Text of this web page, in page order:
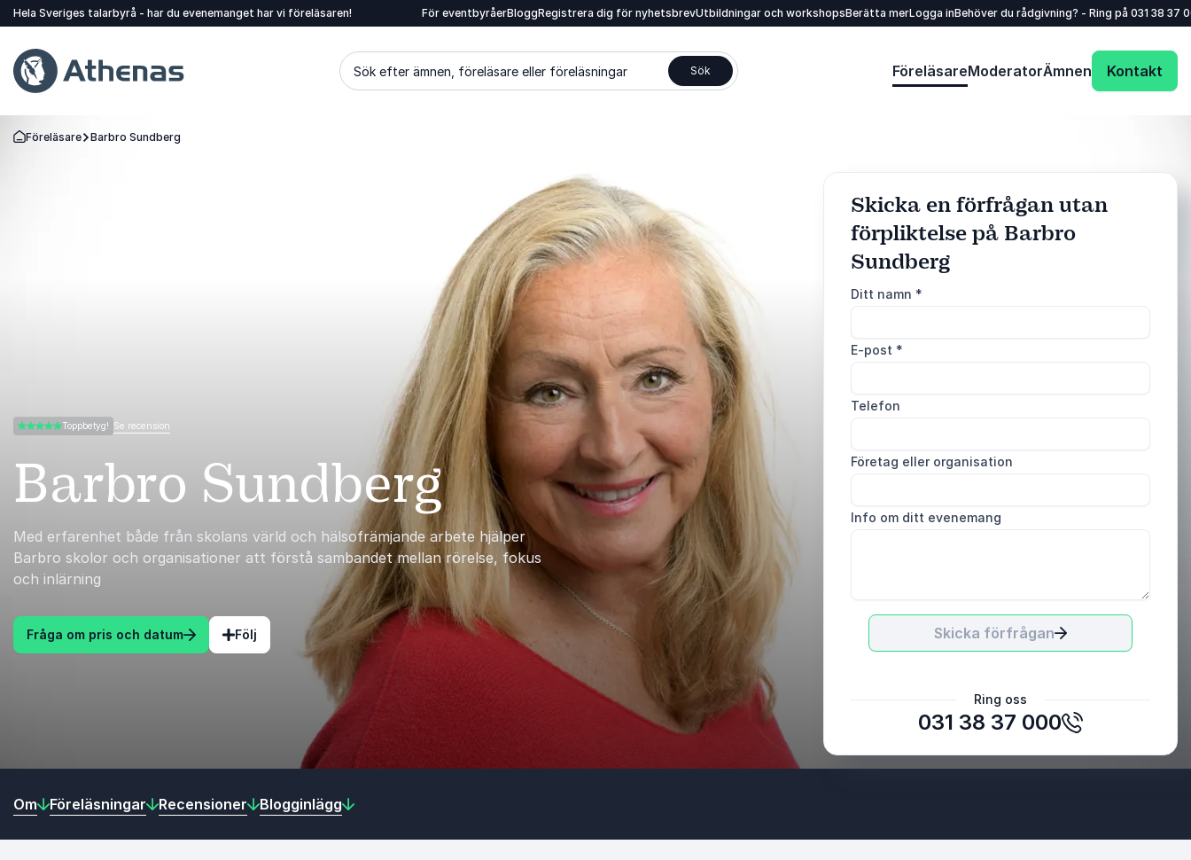
Hela Sveriges talarbyrå - har du evenemanget har vi föreläsaren! För eventbyråerBloggRegistrera dig för nyhetsbrevUtbildningar och workshopsBerätta merLogga inBehöver du rådgivning? - Ring på 031 38 37
Sök efter ämnen, föreläsare eller föreläsningar Sök FöreläsareModeratorÄmnen Kontakt
Gå tillbaka till startsidan
Föreläsare Barbro Sundberg
Barbro Sundberg
Med erfarenhet både från skolans värld och hälsofrämjande arbete hjälper
Barbro skolor och organisationer att förstå sambandet mellan rörelse, fokus
och inlärning
Fråga om pris och datum Följ
5.00 av 5 Toppbetyg! Se recension
Skicka en förfrågan utan
förpliktelse på Barbro
Sundberg
Ditt namn *
E-post *
Telefon
Företag eller organisation
Info om ditt evenemang
Skicka förfrågan
Ring oss
031 38 37 000
Lerums konståkningsklubb
Skicka förfrågan
Om Föreläsningar Recensioner Blogginlägg